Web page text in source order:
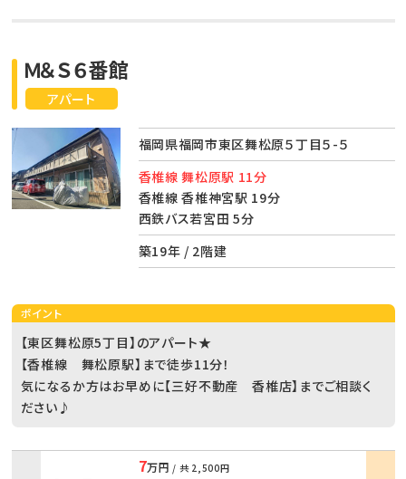
アパート
Ｍ＆Ｓ６番館
福岡県福岡市東区舞松原５丁目５-５
香椎線 舞松原駅 11分
香椎線 香椎神宮駅 19分
西鉄バス若宮田 5分
築19年 / 2階建
ポイント
【東区舞松原5丁目】のアパート★
【香椎線 舞松原駅】まで徒歩11分！
気になるか方はお早めに【三好不動産 香椎店】までご相談く
ださい♪
7万円 / 共 2,500円